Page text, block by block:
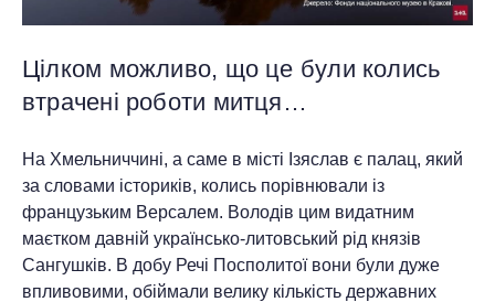
Цілком можливо, що це були колись
втрачені роботи митця…
На Хмельниччині, а саме в місті Ізяслав є палац, який
за словами істориків, колись порівнювали із
французьким Версалем. Володів цим видатним
маєтком давній українсько-литовський рід князів
Сангушків. В добу Речі Посполитої вони були дуже
впливовими, обіймали велику кількість державних